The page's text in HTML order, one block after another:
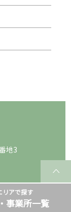
地3
リアで探す
事業所一覧